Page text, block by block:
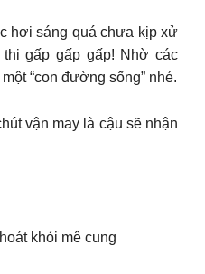
hơi sáng quá chưa kịp xử
gấp gấp gấp! Nhờ các
“con đường sống” nhé.
vận may là cậu sẽ nhận
khỏi mê cung